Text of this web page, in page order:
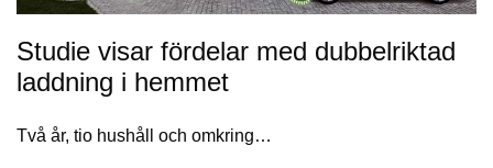
Studie visar fördelar med dubbelriktad
laddning i hemmet
Två år, tio hushåll och omkring…